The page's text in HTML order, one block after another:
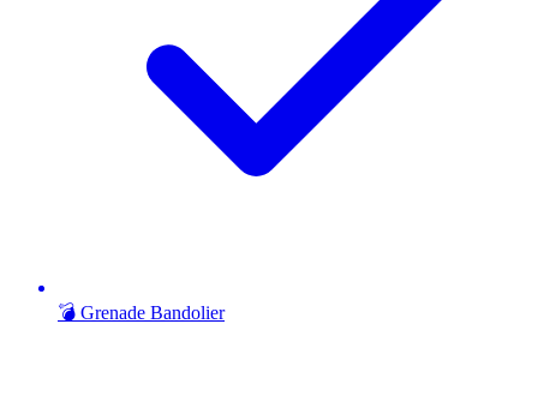
💣 Grenade Bandolier